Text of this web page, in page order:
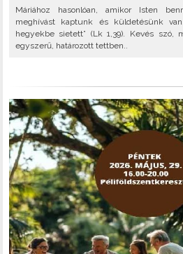
Máriához hasonlóan, amikor Isten
meghívást kaptunk és küldetésünk
hegyekbe sietett” (Lk 1,39). Kevés szó,
egyszerű, határozott tettben..